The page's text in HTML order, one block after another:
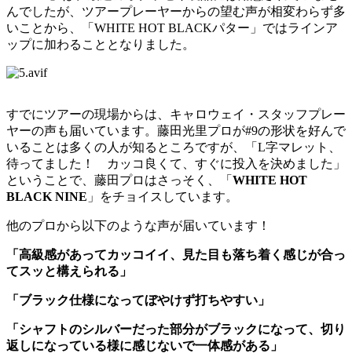
んでしたが、ツアープレーヤーからの望む声が相変わらず多
いことから、「WHITE HOT BLACKパター」ではラインア
ップに加わることとなりました。
すでにツアーの現場からは、キャロウェイ・スタッフプレー
ヤーの声も届いています。藤田光里プロが#9の形状を好んで
いることは多くの人が知るところですが、「L字マレット、
待ってました！ カッコ良くて、すぐに投入を決めました」
ということで、藤田プロはさっそく、「 WHITE HOT
BLACK NINE 」をチョイスしています。
他のプロから以下のような声が届いています！
「高級感があってカッコイイ、見た目も落ち着く感じが合っ
てスッと構えられる」
「ブラック仕様になってぼやけず打ちやすい」
「シャフトのシルバーだった部分がブラックになって、切り
返しになっている様に感じないで一体感がある」